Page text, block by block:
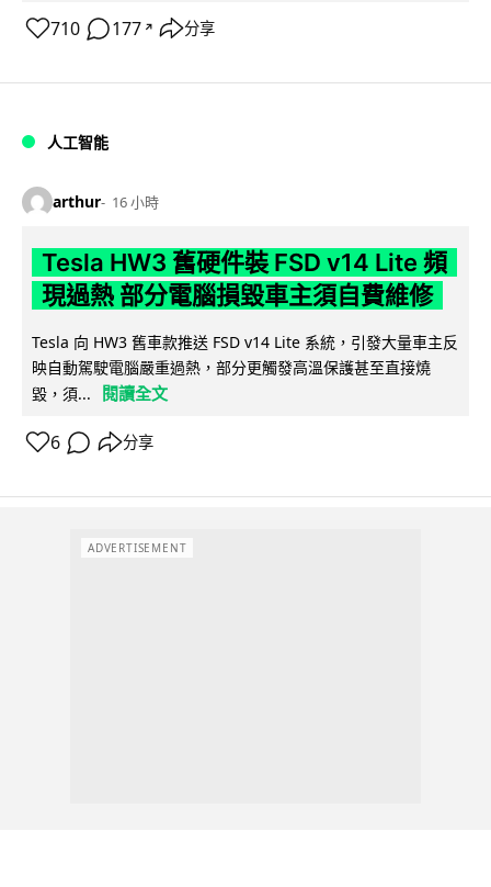
710 177 ↗ 分享
人工智能
arthur 16 小時
Tesla HW3 舊硬件裝 FSD v14 Lite 頻
現過熱 部分電腦損毀車主須自費維修
Tesla 向 HW3 舊車款推送 FSD v14 Lite 系統，引發大量車主反
映自動駕駛電腦嚴重過熱，部分更觸發高溫保護甚至直接燒
毀，須...
閱讀全文
6 分享
ADVERTISEMENT